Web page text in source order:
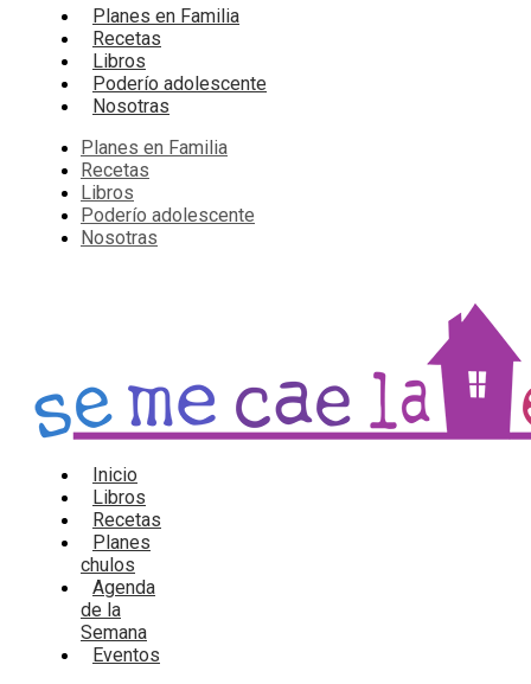
Planes en Familia
Recetas
Libros
Poderío adolescente
Nosotras
Planes en Familia
Recetas
Libros
Poderío adolescente
Nosotras
Inicio
Libros
Recetas
Planes
chulos
Agenda
de la
Semana
Eventos